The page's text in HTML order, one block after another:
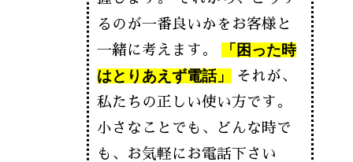
るのが一番良いかをお客様と
一緒に考えます。
「困った時
はとりあえず電話」
それが、
私たちの正しい使い方です。
小さなことでも、どんな時で
も、お気軽にお電話下さい